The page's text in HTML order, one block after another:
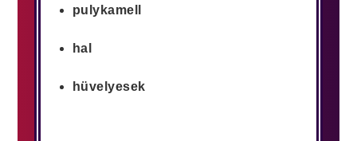
pulykamell
hal
hüvelyesek